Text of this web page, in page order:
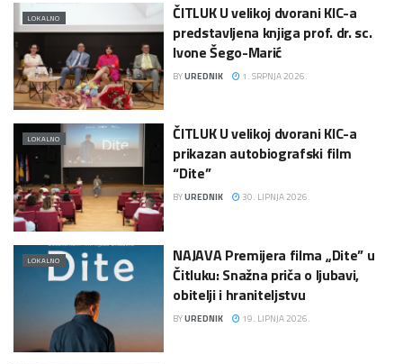
LOKALNO
ČITLUK U velikoj dvorani KIC-a
predstavljena knjiga prof. dr. sc.
Ivone Šego-Marić
BYUREDNIK 1. SRPNJA 2026.
LOKALNO
ČITLUK U velikoj dvorani KIC-a
prikazan autobiografski film
“Dite”
BYUREDNIK 30. LIPNJA 2026.
LOKALNO
NAJAVA Premijera filma „Dite” u
Čitluku: Snažna priča o ljubavi,
obitelji i hraniteljstvu
BYUREDNIK 19. LIPNJA 2026.